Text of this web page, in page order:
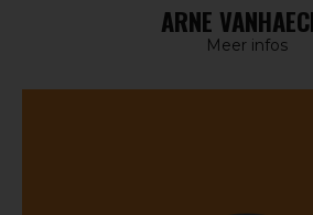
ARNE
Meer infos